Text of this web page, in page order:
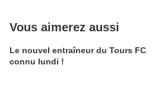
Vous aimerez aussi
Le nouvel entraîneur du Tours FC
connu lundi !